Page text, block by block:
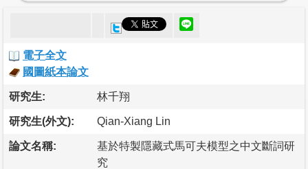
電子全文
國圖紙本論文
研究生: 林千翔
研究生(外文): Qian-Xiang Lin
論文名稱:
基於特製隱藏式馬可夫模型之中文斷詞研
究